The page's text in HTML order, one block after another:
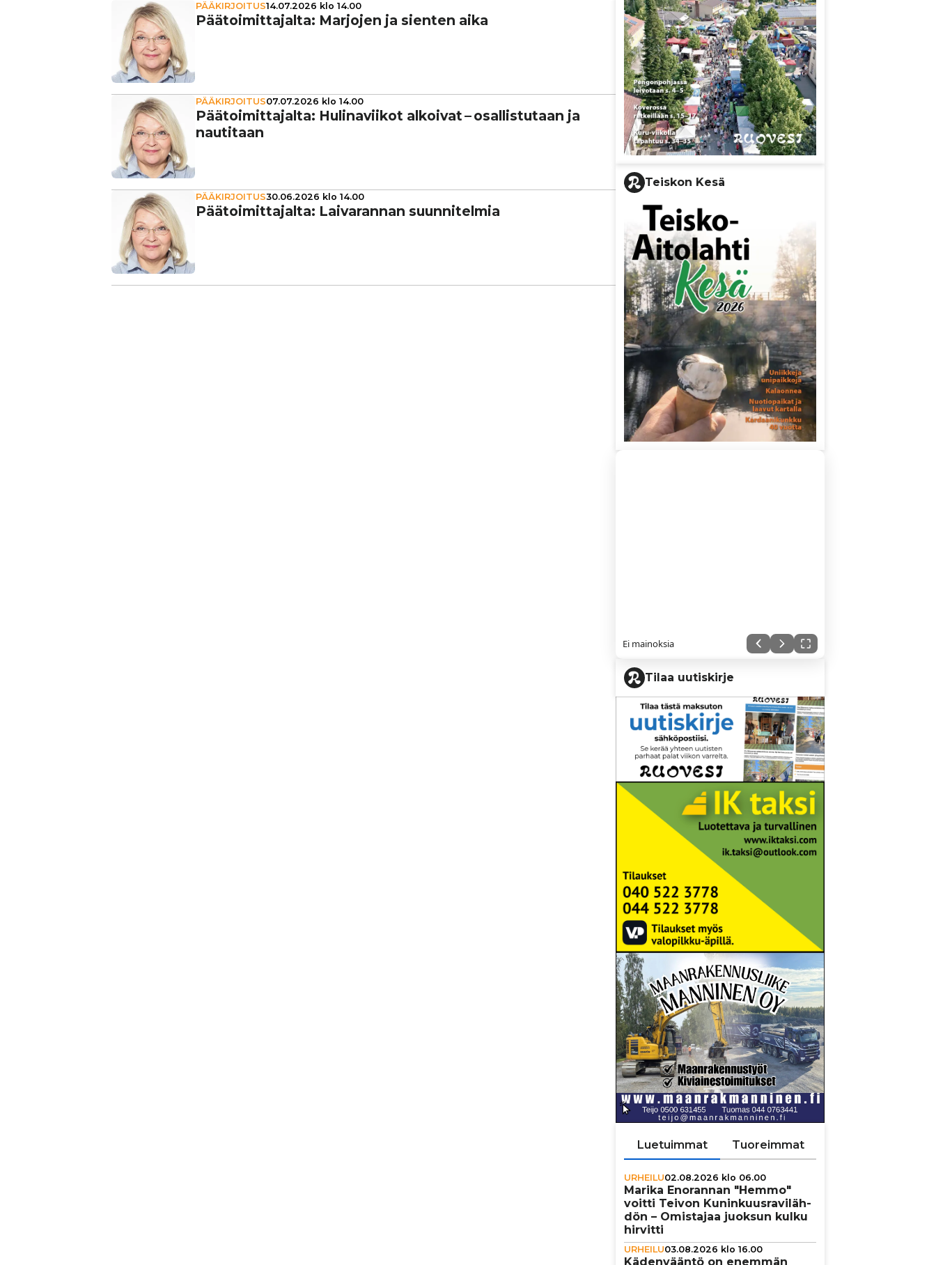
PÄÄKIRJOITUS14.07.2026 klo 14.00
Pää­toi­mit­ta­jalta: Marjojen ja sienten aika
PÄÄKIRJOITUS07.07.2026 klo 14.00
Pää­toi­mit­ta­jalta: Huli­na­vii­kot alkoivat – osal­lis­tu­taan ja
nautitaan
PÄÄKIRJOITUS30.06.2026 klo 14.00
Pää­toi­mit­ta­jalta: Lai­va­ran­nan suun­ni­tel­mia
Teiskon Kesä
Ei mainoksia
Tilaa uutiskirje
Luetuimmat Tuoreimmat
URHEILU02.08.2026 klo 06.00
Marika Enorannan "Hemmo"
voitti Teivon Kunin­kuus­ra­vi­läh­
dön – Omistajaa juoksun kulku
hirvitti
URHEILU03.08.2026 klo 16.00
Käden­vääntö on enemmän